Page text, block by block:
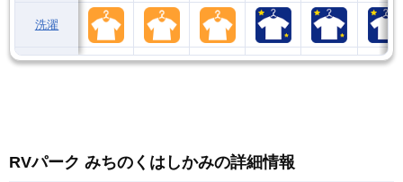
洗濯
RVパーク みちのくはしかみの詳細情報